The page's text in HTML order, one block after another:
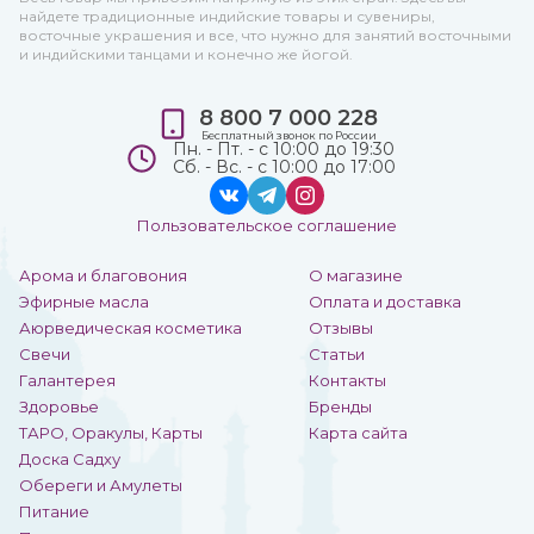
эндокринных функций. Его
включают в
терапевтический комплекс
для борьбы со многими
Рекомендован для приема
найдете традиционные индийские товары и сувениры,
восточные украшения и все, что нужно для занятий восточными
и индийскими танцами и конечно же йогой.
Арома и благовония
Эфирные масла
Аюрведическая косметика
Свечи
Галантерея
Здоровье
ТАРО, Оракулы, Карты
Доска Садху
Обереги и Амулеты
Питание
О магазине
Оплата и доставка
Отзывы
Статьи
Контакты
Бренды
Карта сайта
8 800 7 000 228
Бесплатный звонок по России
Пн. - Пт. - с 10:00 до 19:30
Сб. - Вс. - с 10:00 до 17:00
Пользовательское соглашение